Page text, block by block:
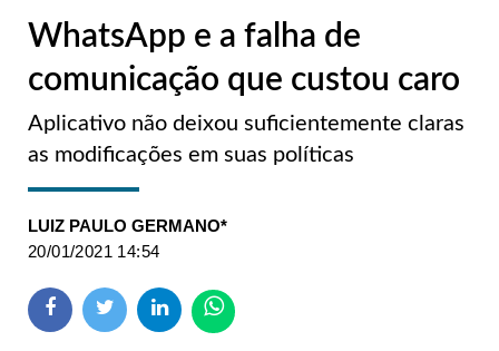
WhatsApp e a falha de
comunicação que custou caro
Aplicativo não deixou suficientemente claras
as modificações em suas políticas
LUIZ PAULO GERMANO*
20/01/2021 14:54